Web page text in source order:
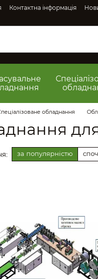
Контактна інформація
обладнання
для
за популярністю